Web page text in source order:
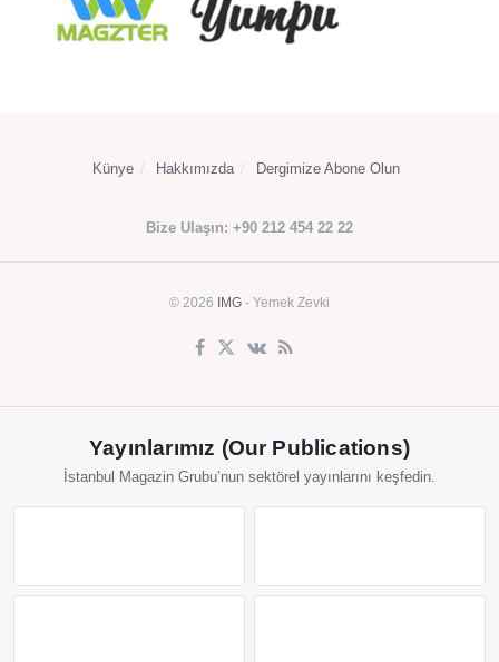
Künye Hakkımızda Dergimize Abone Olun
Bize Ulaşın: +90 212 454 22 22
© 2026 IMG - Yemek Zevki
Yayınlarımız (Our Publications)
İstanbul Magazin Grubu’nun sektörel yayınlarını keşfedin.